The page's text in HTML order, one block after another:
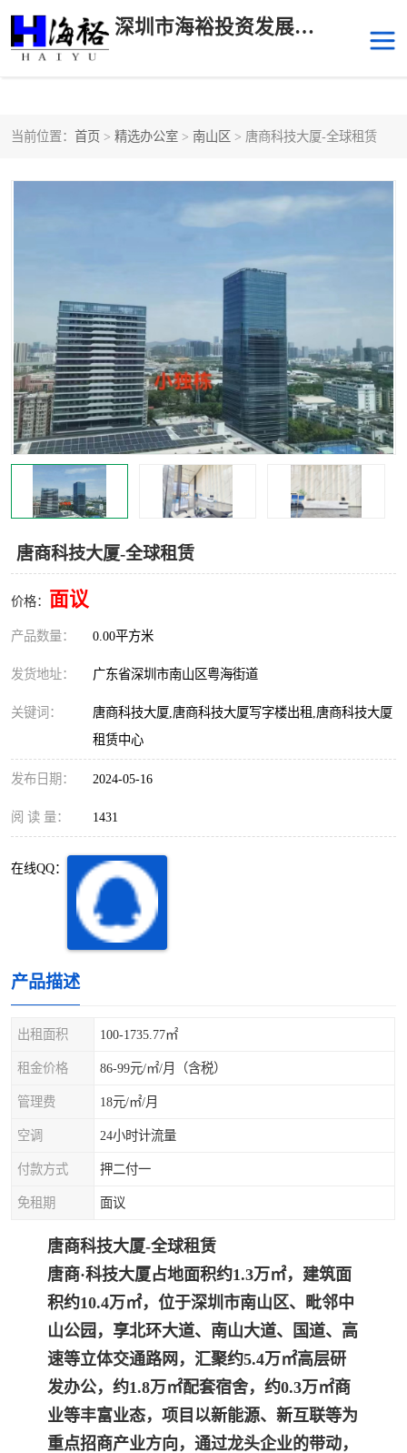
深圳市海裕投资发展有限公司
当前位置： 首页 > 精选办公室 > 南山区 > 唐商科技大厦-全球租赁
唐商科技大厦-全球租赁
价格： 面议
产品数量： 0.00平方米
发货地址： 广东省深圳市南山区粤海街道
关键词：
唐商科技大厦,唐商科技大厦写字楼出租,唐商科技大厦
租赁中心
发布日期： 2024-05-16
阅 读 量： 1431
在线QQ：
产品描述
出租面积 100-1735.77㎡
租金价格 86-99元/㎡/月（含税）
管理费 18元/㎡/月
空调 24小时计流量
付款方式 押二付一
免租期 面议
唐商科技大厦-全球租赁
唐商·科技大厦占地面积约1.3万㎡，建筑面
积约10.4万㎡，位于深圳市南山区、毗邻中
山公园，享北环大道、南山大道、国道、高
速等立体交通路网，汇聚约5.4万㎡高层研
发办公，约1.8万㎡配套宿舍，约0.3万㎡商
业等丰富业态，项目以新能源、新互联等为
重点招商产业方向，通过龙头企业的带动，
南山华侨城
宝安中心区
深圳宝安 福田车公庙
罗湖水贝 南山南油
龙华 罗湖区
宝安区 西乡
兴东 石岩
福田华强北
南山后海
车公庙
南头
深圳超级总部基地
蛇口
宝安西乡
龙华观澜